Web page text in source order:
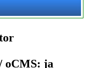
oCMS: ja